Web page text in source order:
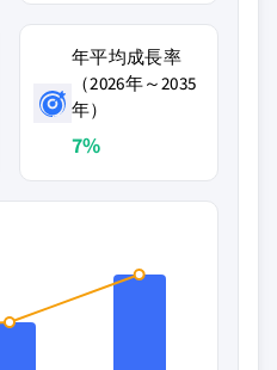
年平均成長率
（2026年～2035
年）
7%